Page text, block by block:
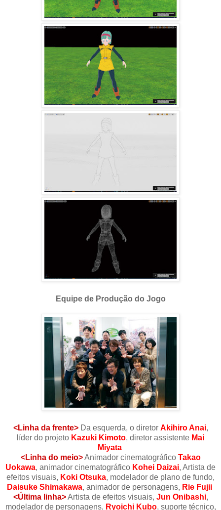
Equipe de Produção do Jogo
<Linha da frente>Da esquerda, o diretor Akihiro Anai,
líder do projeto Kazuki Kimoto, diretor assistente Mai
Miyata
<Linha do meio>Animador cinematográfico Takao
Uokawa, animador cinematográfico Kohei Daizai, Artista de
efeitos visuais, Koki Otsuka, modelador de plano de fundo,
Daisuke Shimakawa, animador de personagens, Rie Fujii
<Última linha>Artista de efeitos visuais, Jun Onibashi,
modelador de personagens, Ryoichi Kubo, suporte técnico,